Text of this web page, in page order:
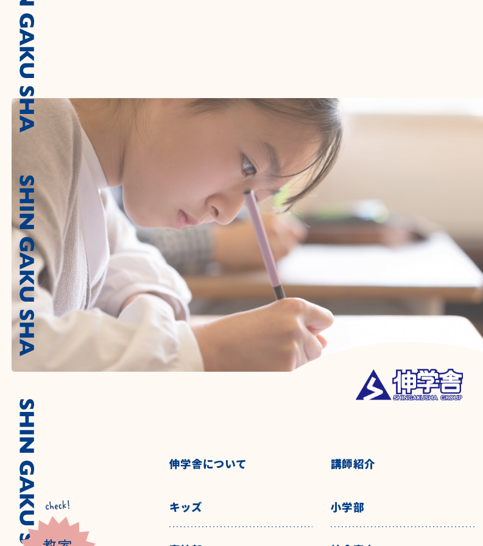
伸学舎について 講師紹介
キッズ 小学部